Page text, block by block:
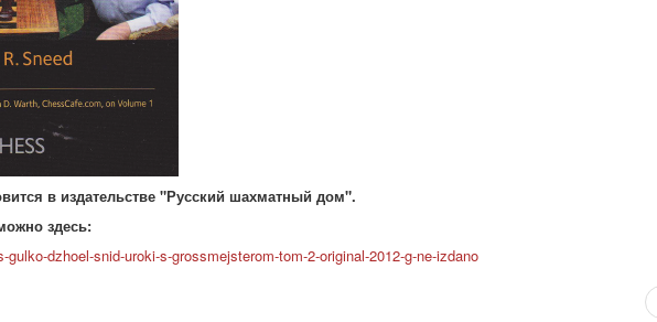
в издательстве "Русский шахматный дом".
здесь:
dzhoel-snid-uroki-s-grossmejsterom-tom-2-original-2012-g-ne-izdano